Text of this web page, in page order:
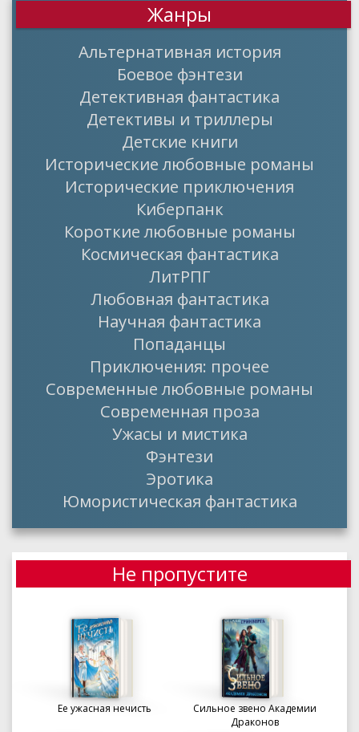
Жанры
Альтернативная история
Боевое фэнтези
Детективная фантастика
Детективы и триллеры
Детские книги
Исторические любовные романы
Исторические приключения
Киберпанк
Короткие любовные романы
Космическая фантастика
ЛитРПГ
Любовная фантастика
Научная фантастика
Попаданцы
Приключения: прочее
Современные любовные романы
Современная проза
Ужасы и мистика
Фэнтези
Эротика
Юмористическая фантастика
Не пропустите
Ее ужасная нечисть
Сильное звено Академии
Драконов